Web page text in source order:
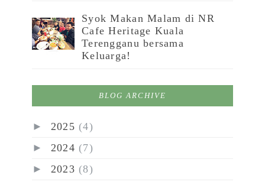
Syok Makan Malam di NR
Cafe Heritage Kuala
Terengganu bersama
Keluarga!
BLOG ARCHIVE
► 2025 (4)
► 2024 (7)
► 2023 (8)